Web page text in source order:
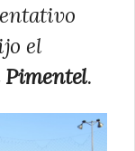
el
.